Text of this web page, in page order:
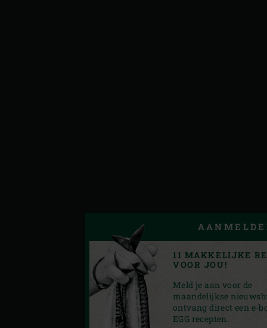
11 MAKKELIJKE
VOOR JOU!
Meld je aan voor de
maandelijkse
ontvang direct een e-
EGG recepten.